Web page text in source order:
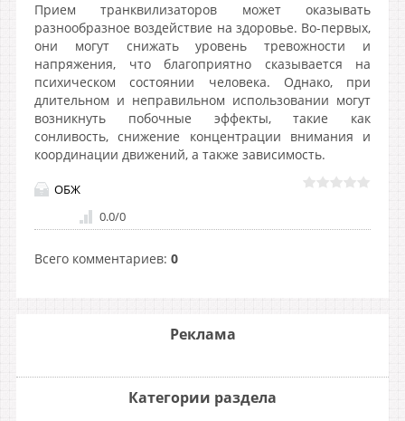
Прием транквилизаторов может оказывать
разнообразное воздействие на здоровье. Во-первых,
они могут снижать уровень тревожности и
напряжения, что благоприятно сказывается на
психическом состоянии человека. Однако, при
длительном и неправильном использовании могут
возникнуть побочные эффекты, такие как
сонливость, снижение концентрации внимания и
координации движений, а также зависимость.
ОБЖ
0.0/0
Всего комментариев: 0
Реклама
Категории раздела